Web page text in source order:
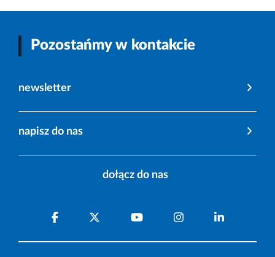
Pozostańmy w kontakcie
newsletter
napisz do nas
dołącz do nas